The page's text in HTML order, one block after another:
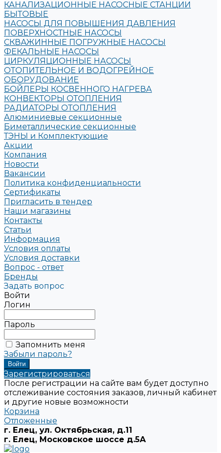
КАНАЛИЗАЦИОННЫЕ НАСОСНЫЕ СТАНЦИИ
БЫТОВЫЕ
НАСОСЫ ДЛЯ ПОВЫШЕНИЯ ДАВЛЕНИЯ
ПОВЕРХНОСТНЫЕ НАСОСЫ
СКВАЖИННЫЕ ПОГРУЖНЫЕ НАСОСЫ
ФЕКАЛЬНЫЕ НАСОСЫ
ЦИРКУЛЯЦИОННЫЕ НАСОСЫ
ОТОПИТЕЛЬНОЕ И ВОДОГРЕЙНОЕ
ОБОРУДОВАНИЕ
БОЙЛЕРЫ КОСВЕННОГО НАГРЕВА
КОНВЕКТОРЫ ОТОПЛЕНИЯ
РАДИАТОРЫ ОТОПЛЕНИЯ
Алюминиевые секционные
Биметаллические секционные
ТЭНЫ и Комплектующие
Акции
Компания
Новости
Вакансии
Политика конфиденциальности
Сертификаты
Пригласить в тендер
Наши магазины
Контакты
Статьи
Информация
Условия оплаты
Условия доставки
Вопрос - ответ
Бренды
Задать вопрос
Войти
Логин
Пароль
Запомнить меня
Забыли пароль?
Зарегистрироваться
После регистрации на сайте вам будет доступно
отслеживание состояния заказов, личный кабинет
и другие новые возможности
Корзина
Отложенные
г. Елец, ул. Октябрьская, д.11
г. Елец, Московское шоссе д.5А